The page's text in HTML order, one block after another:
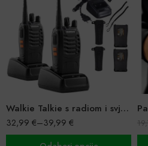
Walkie Talkie s radiom i svjetlom x2 Pametna termosica sa filtrom
19,78€ 13,29